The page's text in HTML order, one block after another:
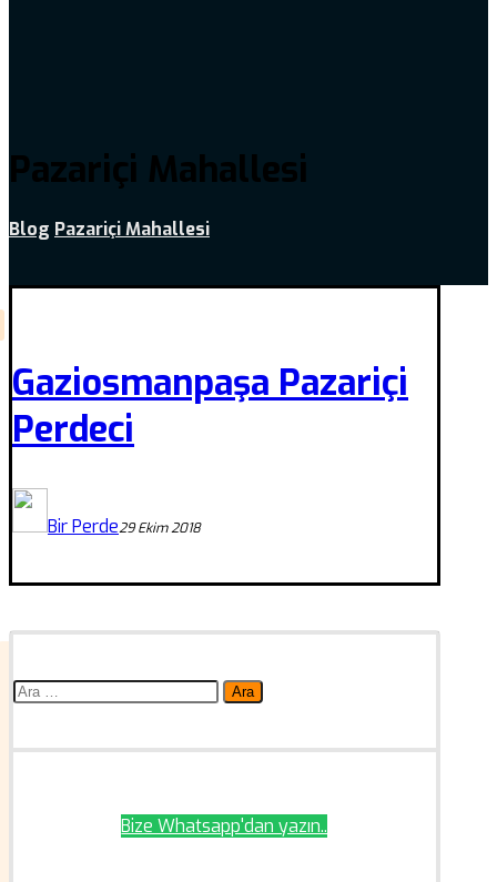
Pazariçi Mahallesi
Blog Pazariçi Mahallesi
Gaziosmanpaşa Pazariçi
Perdeci
Bir Perde29 Ekim 2018
Arama:
Bize Whatsapp'dan yazın..